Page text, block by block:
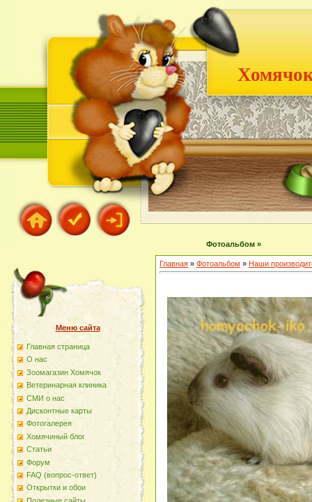
Фотоальбом »
Меню сайта
Главная страница
О наc
Зоомагазин Хомячок
Ветеринарная клиника
СМИ о нас
Дисконтные карты
Фотогалерея
Хомячиный блог
Статьи
Форум
FAQ (вопрос-ответ)
Открытки и обои
Главная » Фотоальбом » Наши